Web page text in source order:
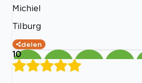
Michiel
Tilburg
delen
10